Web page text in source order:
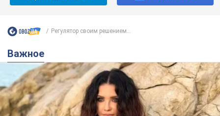
Регулятор своим решением...
Важное